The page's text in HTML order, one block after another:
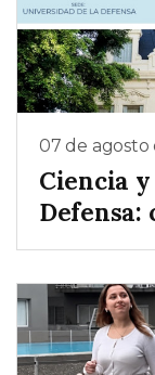
07 de agosto
Ciencia
Defensa: